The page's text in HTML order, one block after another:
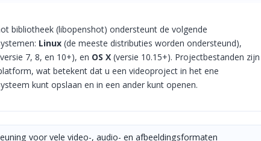
bibliotheek (libopenshot) ondersteunt de volgende
Linux (de meeste distributies worden ondersteund),
7, 8, en 10+), en OS X (versie 10.15+). Projectbestanden zijn
wat betekent dat u een videoproject in het ene
kunt opslaan en in een ander kunt openen.
voor vele video-, audio- en afbeeldingsformaten